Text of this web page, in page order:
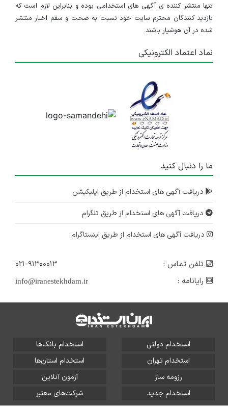
تنها منتشر کننده ی آگهی های استخدامی بوده و بنابراین لازم است که
بازدید کنندگان محترم سایت خود نسبت به صحت و سقم اخبار منتشر
شده در آن هوشیار باشند.
نماد اعتماد الکترونیکی
ما را دنبال کنید
دریافت آگهی های استخدام از طریق اپلیکیشن
دریافت آگهی های استخدام از طریق تلگرام
دریافت آگهی های استخدام از طریق اینستاگرام
تلفن تماس :
۰۲۱-۹۱۳۰۰۰۱۳
رایانامه :
info@iranestekhdam.ir
استخدام دولتی
استخدام بانک‌ها
استخدام تهران
استخدام استان‌ها
رزومه ساز
آزمون آنلاین
استخدام جدید
شرکت‌های معتبر